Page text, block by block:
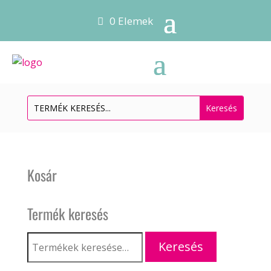
0 Elemek
Kosár
Termék keresés
Keresés
következőre:
Keresés